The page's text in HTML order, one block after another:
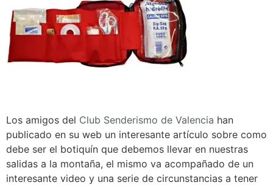
Los amigos del Club Senderismo de Valencia han
publicado en su web un interesante artículo sobre como
debe ser el botiquín que debemos llevar en nuestras
salidas a la montaña, el mismo va acompañado de un
interesante video y una serie de circunstancias a tener